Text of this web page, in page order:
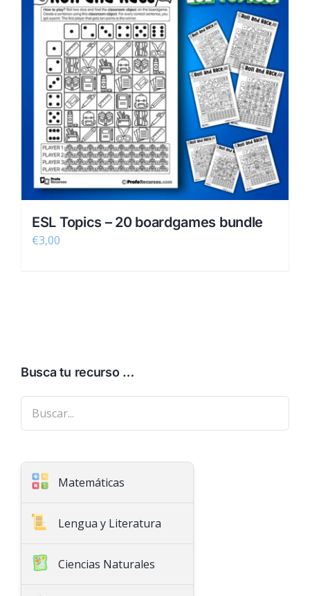
ESL Topics – 20 boardgames bundle
€3,00
Busca tu recurso …
Matemáticas
Geometría
Lengua y Literatura
Ciencias Naturales